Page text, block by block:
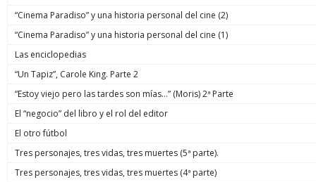
“Cinema Paradiso” y una historia personal del cine (2)
“Cinema Paradiso” y una historia personal del cine (1)
Las enciclopedias
“Un Tapiz”, Carole King. Parte 2
“Estoy viejo pero las tardes son mías…” (Moris) 2ª Parte
El “negocio” del libro y el rol del editor
El otro fútbol
Tres personajes, tres vidas, tres muertes (5ª parte).
Tres personajes, tres vidas, tres muertes (4ª parte)